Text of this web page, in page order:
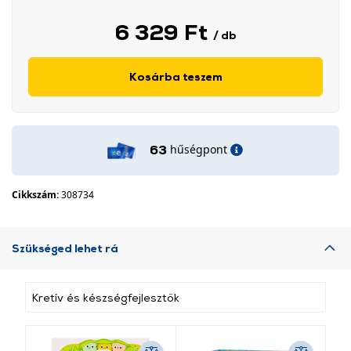
6 329 Ft / db
Kosárba teszem
63 hűségpont
Cikkszám:308734
Szükséged lehet rá
Kretív és készségfejlesztők